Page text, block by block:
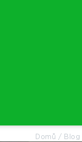
Domů / Blog